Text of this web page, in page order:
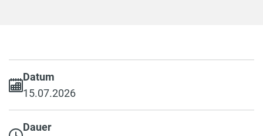
Datum
15.07.2026
Dauer